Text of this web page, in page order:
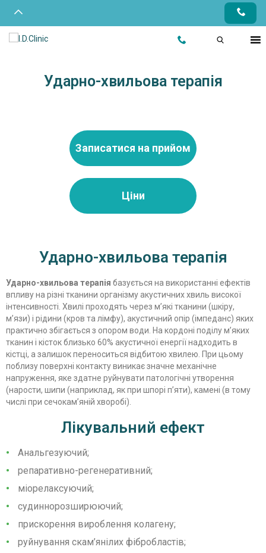
Ударно-хвильова терапія
Записатися на прийом
Ціни
Ударно-хвильова терапія
Ударно-хвильова терапія базується на використанні ефектів
впливу на різні тканини організму акустичних хвиль високої
інтенсивності. Хвилі проходять через м’які тканини (шкіру,
м’язи) і рідини (кров та лімфу), акустичний опір (імпеданс) яких
практично збігається з опором води. На кордоні поділу м’яких
тканин і кісток близько 60% акустичної енергії надходить в
кістці, а залишок переноситься відбитою хвилею. При цьому
поблизу поверхні контакту виникає значне механічне
напруження, яке здатне руйнувати патологічні утворення
(нарости, шипи (наприклад, як при шпорі п’яти), камені (в тому
числі при сечокам’яній хворобі).
Лікувальний ефект
Анальгезуючий;
репаративно-регенеративний;
міорелаксуючий;
судиннорозширюючий;
прискорення вироблення колагену;
руйнування скам’янілих фібробластів;